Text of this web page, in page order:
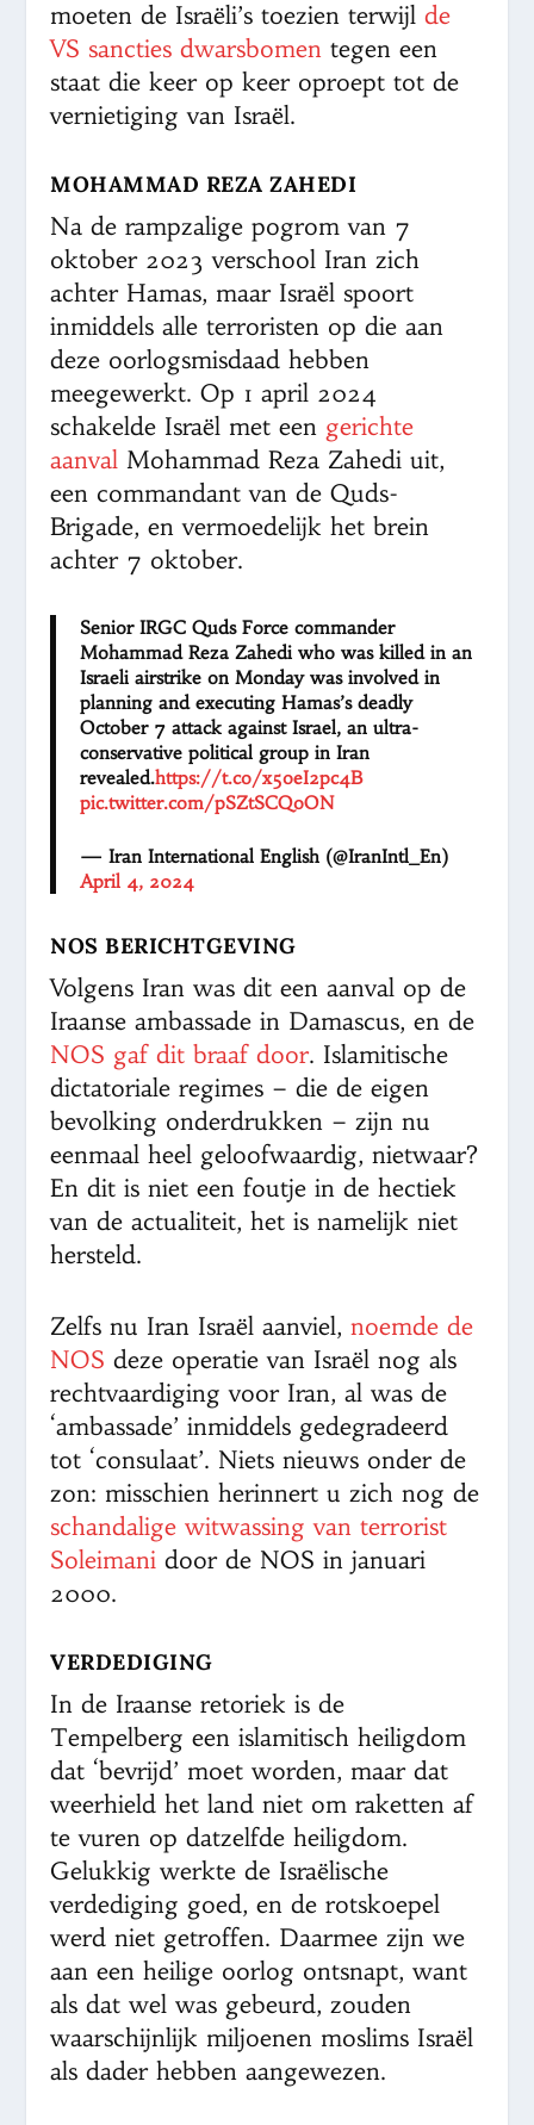
moeten de Israëli’s toezien terwijlde
VS sancties dwarsbomen tegen een
staat die keer op keer oproept tot de
vernietiging van Israël.
MOHAMMAD REZA ZAHEDI
Na de rampzalige pogrom van 7
oktober 2023 verschool Iran zich
achter Hamas, maar Israël spoort
inmiddels alle terroristen op die aan
deze oorlogsmisdaad hebben
meegewerkt. Op 1 april 2024
schakelde Israël met een gerichte
aanval Mohammad Reza Zahedi uit,
een commandant van de Quds-
Brigade, en vermoedelijk het brein
achter 7 oktober.
Senior IRGC Quds Force commander
Mohammad Reza Zahedi who was killed in an
Israeli airstrike on Monday was involved in
planning and executing Hamas’s deadly
October 7 attack against Israel, an ultra-
conservative political group in Iran
revealed.https://t.co/x5oeI2pc4B
pic.twitter.com/pSZtSCQoON
— Iran International English (@IranIntl_En)
April 4, 2024
NOS BERICHTGEVING
Volgens Iran was dit een aanval op de
Iraanse ambassade in Damascus, en de
NOS gaf dit braaf door. Islamitische
dictatoriale regimes – die de eigen
bevolking onderdrukken – zijn nu
eenmaal heel geloofwaardig, nietwaar?
En dit is niet een foutje in de hectiek
van de actualiteit, het is namelijk niet
hersteld.
Zelfs nu Iran Israël aanviel,noemde de
NOS deze operatie van Israël nog als
rechtvaardiging voor Iran, al was de
‘ambassade’ inmiddels gedegradeerd
tot ‘consulaat’. Niets nieuws onder de
zon: misschien herinnert u zich nog de
schandalige witwassing van terrorist
Soleimani door de NOS in januari
2000.
VERDEDIGING
In de Iraanse retoriek is de
Tempelberg een islamitisch heiligdom
dat ‘bevrijd’ moet worden, maar dat
weerhield het land niet om raketten af
te vuren op datzelfde heiligdom.
Gelukkig werkte de Israëlische
verdediging goed, en de rotskoepel
werd niet getroffen. Daarmee zijn we
aan een heilige oorlog ontsnapt, want
als dat wel was gebeurd, zouden
waarschijnlijk miljoenen moslims Israël
als dader hebben aangewezen.